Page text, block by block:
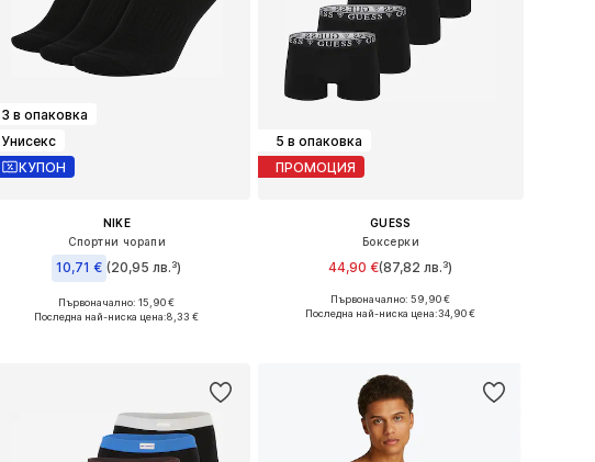
3 в опаковка
Унисекс
КУПОН
NIKE
Спортни чорапи
10,71 € (20,95 лв.³)
Налични размери: 38-42, 42-46, 46-50
Първоначално: 15,90 €
Последна най-ниска цена:8,33 €
5 в опаковка
ПРОМОЦИЯ
GUESS
Боксерки
44,90 €(87,82 лв.³)
Налични размери: S, M, L, XL, XXL
Първоначално: 59,90 €
Последна най-ниска цена:34,90 €